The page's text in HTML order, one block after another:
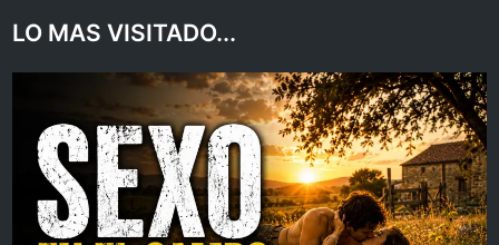
LO MAS VISITADO...